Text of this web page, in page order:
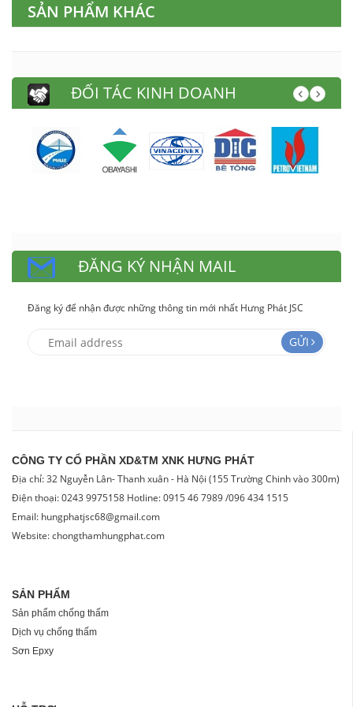
SẢN PHẨM KHÁC
ĐỐI TÁC KINH DOANH
ĐĂNG KÝ NHẬN MAIL
Đăng ký để nhận được những thông tin mới nhất Hưng Phát JSC
GỬI
CÔNG TY CỔ PHẦN XD&TM XNK HƯNG PHÁT
Địa chỉ: 32 Nguyễn Lân- Thanh xuân - Hà Nội (155 Trường Chinh vào 300m)
Điện thoại: 0243 9975158 Hotline: 0915 46 7989 /096 434 1515
Email: hungphatjsc68@gmail.com
Website: chongthamhungphat.com
SẢN PHẨM
Sản phẩm chống thấm
Dịch vụ chống thấm
Sơn Epxy